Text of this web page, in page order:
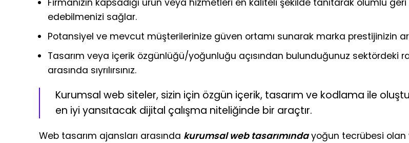
Firmanızın kapsadığı ürün veya hizmetleri en kaliteli şekilde tanıtarak olumlu
edebilmenizi sağlar.
Potansiyel ve mevcut müşterilerinize güven ortamı sunarak marka prestijinizin
Tasarım veya içerik özgünlüğü/yoğunluğu açısından bulunduğunuz sektördeki
arasında sıyrılırsınız.
Kurumsal web siteler, sizin için özgün içerik, tasarım ve kodlama ile
en iyi yansıtacak dijital çalışma niteliğinde bir araçtır.
Web tasarım ajansları arasında kurumsal web tasarımındayoğun tecrübesi olan